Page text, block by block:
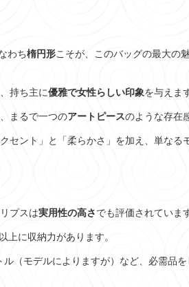
わち楕円形こそが、このバッグの最大の
持ち主に優雅で女性らしい印象を与えま
まるで一つのアートピースのような存在
セント」と「柔らかさ」を加え、単なる
プスは実用性の高さ でも評価されていま
上に収納力があります。
（モデルによりますが）など、必需品